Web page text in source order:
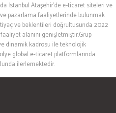
İstanbul Ataşehir’de e-ticaret siteleri ve
pazarlama faaliyetlerinde bulunmak
ve beklentileri doğrultusunda 2022
alanını genişletmiştir.Grup
dinamik kadrosu ile teknolojik
global e-ticaret platformlarında
ilerlemektedir.